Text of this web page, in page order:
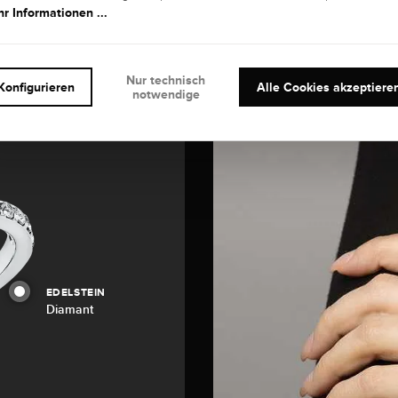
EDELSTEIN
Diamant
Informationen ...
Alle Cookies
Nur technisch
notwendige